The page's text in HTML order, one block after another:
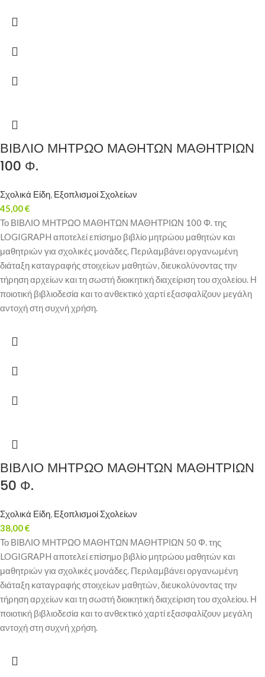
ΒΙΒΛΙΟ ΜΗΤΡΩΟ ΜΑΘΗΤΩΝ ΜΑΘΗΤΡΙΩΝ
100 Φ.
Σχολικά Είδη, Εξοπλισμοί Σχολείων
45,00€
Το ΒΙΒΛΙΟ ΜΗΤΡΩΟ ΜΑΘΗΤΩΝ ΜΑΘΗΤΡΙΩΝ 100 Φ. της
LOGIGRAPH αποτελεί επίσημο βιβλίο μητρώου μαθητών και
μαθητριών για σχολικές μονάδες. Περιλαμβάνει οργανωμένη
διάταξη καταγραφής στοιχείων μαθητών, διευκολύνοντας την
τήρηση αρχείων και τη σωστή διοικητική διαχείριση του σχολείου. Η
ποιοτική βιβλιοδεσία και το ανθεκτικό χαρτί εξασφαλίζουν μεγάλη
αντοχή στη συχνή χρήση.
ΒΙΒΛΙΟ ΜΗΤΡΩΟ ΜΑΘΗΤΩΝ ΜΑΘΗΤΡΙΩΝ
50 Φ.
Σχολικά Είδη, Εξοπλισμοί Σχολείων
38,00€
Το ΒΙΒΛΙΟ ΜΗΤΡΩΟ ΜΑΘΗΤΩΝ ΜΑΘΗΤΡΙΩΝ 50 Φ. της
LOGIGRAPH αποτελεί επίσημο βιβλίο μητρώου μαθητών και
μαθητριών για σχολικές μονάδες. Περιλαμβάνει οργανωμένη
διάταξη καταγραφής στοιχείων μαθητών, διευκολύνοντας την
τήρηση αρχείων και τη σωστή διοικητική διαχείριση του σχολείου. Η
ποιοτική βιβλιοδεσία και το ανθεκτικό χαρτί εξασφαλίζουν μεγάλη
αντοχή στη συχνή χρήση.